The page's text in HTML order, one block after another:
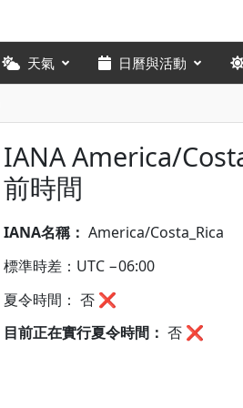
天氣 日曆與活動
IANA America/
前時間
IANA名稱： America/Costa_Rica
標準時差：UTC −06:00
夏令時間： 否 ❌
目前正在實行夏令時間： 否 ❌